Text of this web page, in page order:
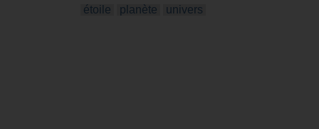
étoile
planète univers